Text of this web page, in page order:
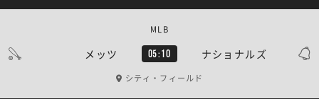
メッツ 05:10 ナショナルズ
MLB
シティ・フィールド